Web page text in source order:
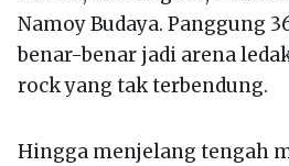
Namoy Budaya. Panggung
benar-benar jadi arena
rock yang tak terbendung.
Hingga menjelang tengah